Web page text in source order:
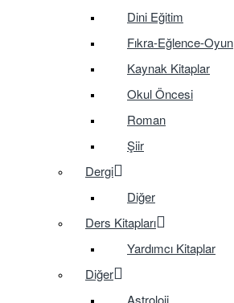
Dini Eğitim
Fıkra-Eğlence-Oyun
Kaynak Kitaplar
Okul Öncesi
Roman
Şiir
Dergi
Diğer
Ders Kitapları
Yardımcı Kitaplar
Diğer
Astroloji